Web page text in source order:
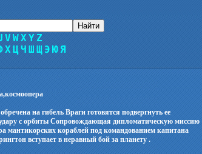
V WXYZ
Х ЦЧ Ш Щ Э ЮЯ
на гибель Враги готовятся подвергнуть ее
с орбиты Сопровождающая дипломатическую миссию
мантикорских кораблей под командованием капитана
вступает в неравный бой за планету .